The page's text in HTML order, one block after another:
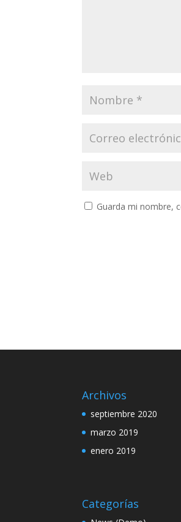
Guarda mi nombre,
Archivos
septiembre 2020
marzo 2019
enero 2019
Categorías